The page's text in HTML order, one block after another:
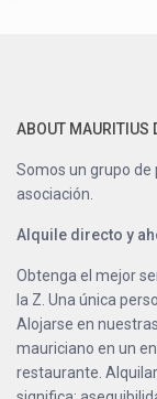
ABOUT MAURITIUS
Somos un grupo de
asociación.
Alquile directo y
Obtenga el mejor
la Z. Una única
Alojarse en
mauriciano en un
restaurante.